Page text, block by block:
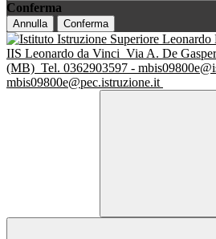
Conferma
Annulla Conferma
IIS Leonardo da Vinci Via A. De
(MB) Tel. 0362903597 -
mbis09800e@pec.istruzione.it